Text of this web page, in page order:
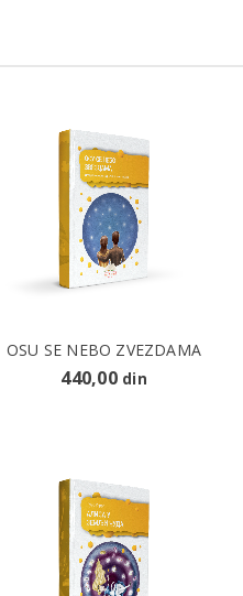
OSU SE NEBO ZVEZDAMA
440,00 din